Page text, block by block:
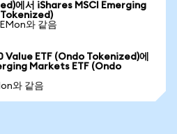
에서 iShares MSCI Emerging
와 같음
Value ETF (Ondo Tokenized)에
Markets ETF (Ondo
와 같음